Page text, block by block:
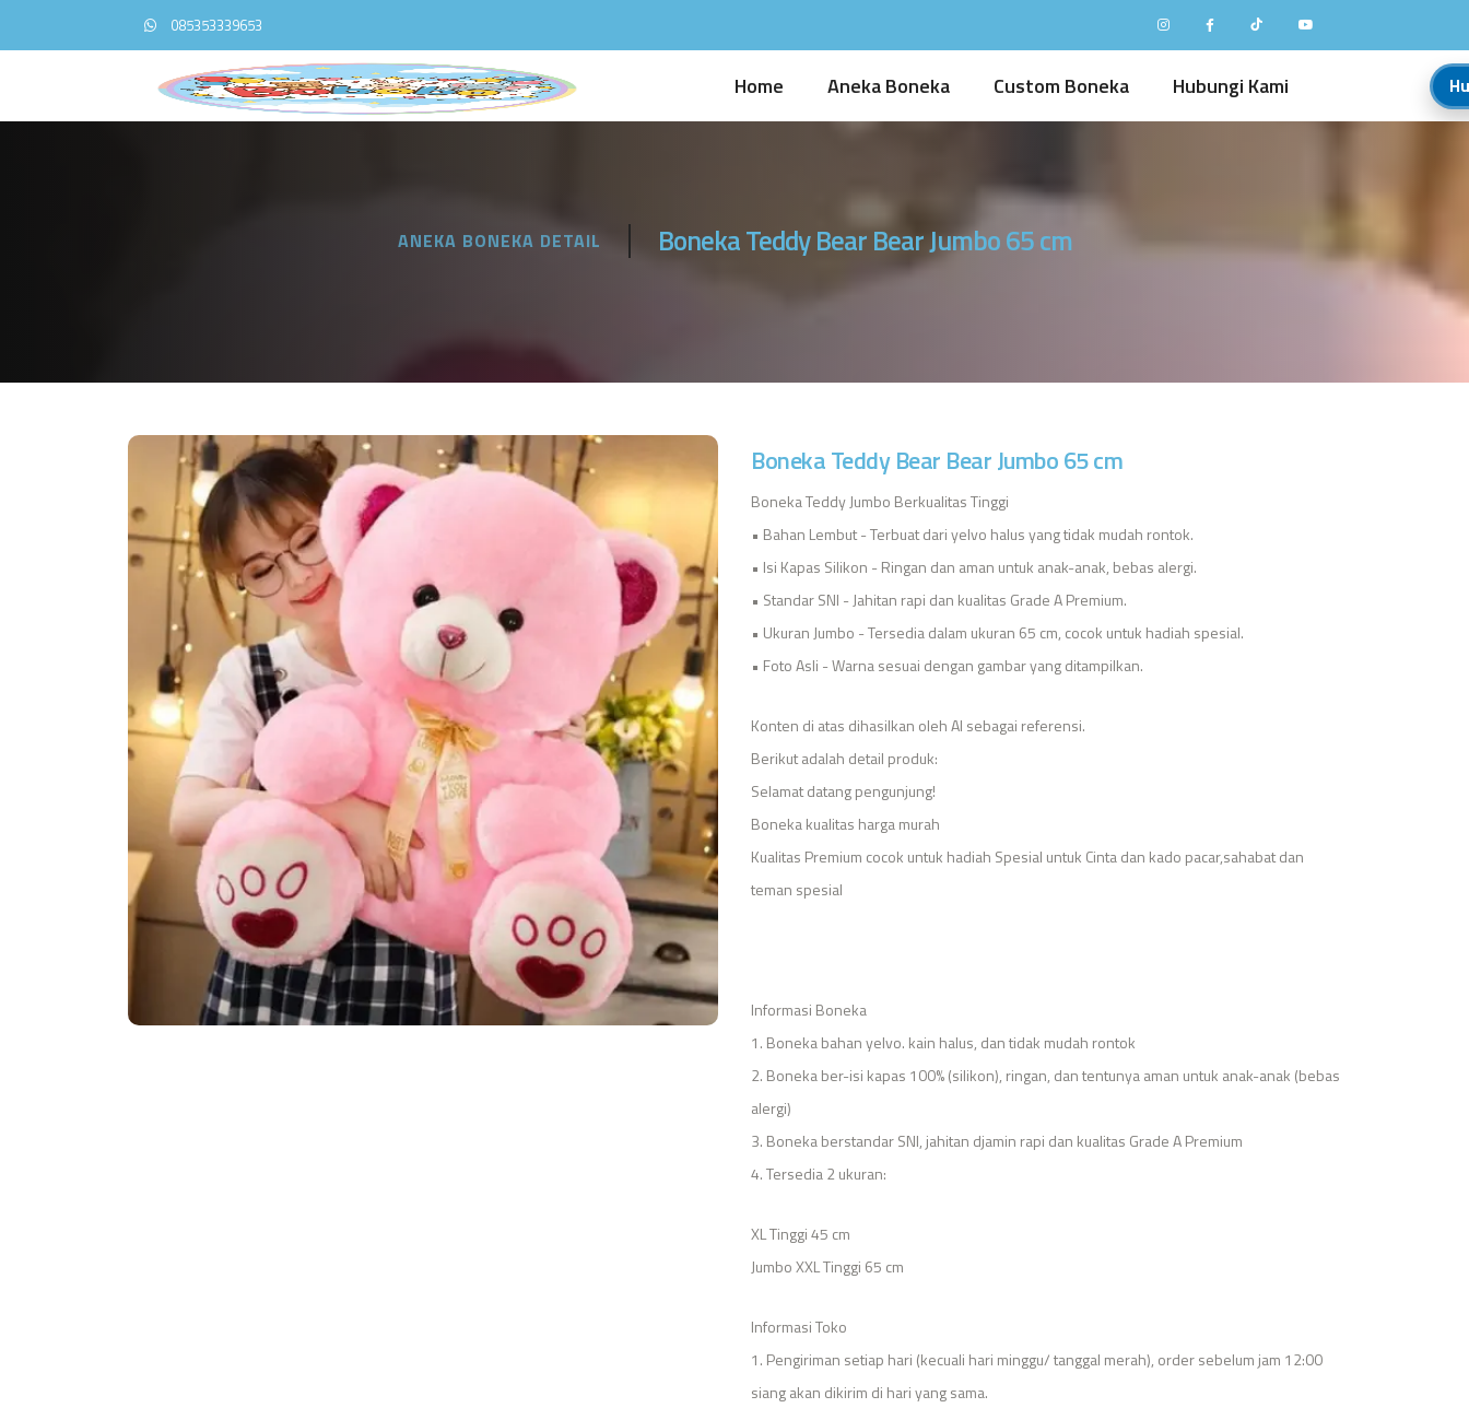
085353339653
Home Aneka Boneka Custom Boneka Hubungi Kami
ANEKA BONEKA DETAIL Boneka Teddy Bear Bear Jumbo 65 cm
Boneka Teddy Bear Bear Jumbo 65 cm
Boneka Teddy Jumbo Berkualitas Tinggi
• Bahan Lembut - Terbuat dari yelvo halus yang tidak mudah rontok.
• Isi Kapas Silikon - Ringan dan aman untuk anak-anak, bebas alergi.
• Standar SNI - Jahitan rapi dan kualitas Grade A Premium.
• Ukuran Jumbo - Tersedia dalam ukuran 65 cm, cocok untuk hadiah spesial.
• Foto Asli - Warna sesuai dengan gambar yang ditampilkan.
Konten di atas dihasilkan oleh AI sebagai referensi.
Berikut adalah detail produk:
Selamat datang pengunjung!
Boneka kualitas harga murah
Kualitas Premium cocok untuk hadiah Spesial untuk Cinta dan kado pacar,sahabat dan
teman spesial
Informasi Boneka
1. Boneka bahan yelvo. kain halus, dan tidak mudah rontok
2. Boneka ber-isi kapas 100% (silikon), ringan, dan tentunya aman untuk anak-anak (bebas
alergi)
3. Boneka berstandar SNI, jahitan djamin rapi dan kualitas Grade A Premium
4. Tersedia 2 ukuran:
XL Tinggi 45 cm
Jumbo XXL Tinggi 65 cm
Informasi Toko
1. Pengiriman setiap hari (kecuali hari minggu/ tanggal merah), order sebelum jam 12:00
siang akan dikirim di hari yang sama.